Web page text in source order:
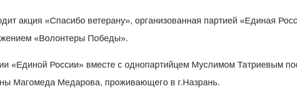
акция «Спасибо ветерану», организованная партией «Единая
«Волонтеры Победы».
«Единой России» вместе с однопартийцем Муслимом Татриевым
Магомеда Медарова, проживающего в г.Назрань.